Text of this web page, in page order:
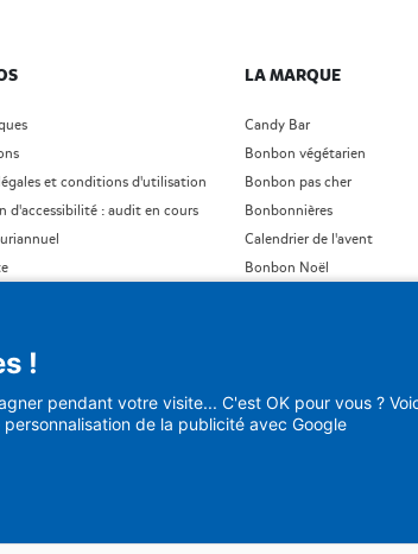
et conditions d'utilisation
d'accessibilité : audit en cours
LA MARQUE
Candy Bar
Bonbon végétarien
Bonbon pas cher
Bonbonnières
Calendrier de l'avent
Bonbon Noël
!
pendant votre visite... C'est OK pour vous ?
de la publicité avec Google